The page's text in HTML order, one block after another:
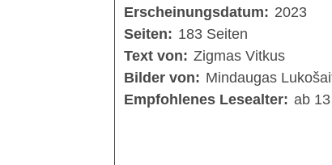
Erscheinungsdatum: 2023
Seiten: 183 Seiten
Text von: Zigmas Vitkus
Bilder von: Mindaugas
Empfohlenes Lesealter: ab